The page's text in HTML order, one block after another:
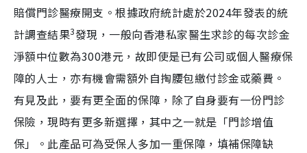
賠償門診醫療開支。根據政府統計處於2024年發表的統
計調查結果3發現，一般向香港私家醫生求診的每次診金
淨額中位數為300港元，故即使是已有公司或個人醫療保
障的人士，亦有機會需額外自掏腰包繳付診金或藥費。
有見及此，要有更全面的保障，除了自身要有一份門診
保險，現時有更多新選擇，其中之一就是「門診增值
保」。此產品可為受保人多加一重保障，填補保障缺